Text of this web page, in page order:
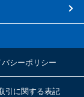
シーポリシー
引に関する表記